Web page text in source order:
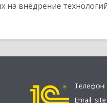
на внедрение
Телефон:
Email: